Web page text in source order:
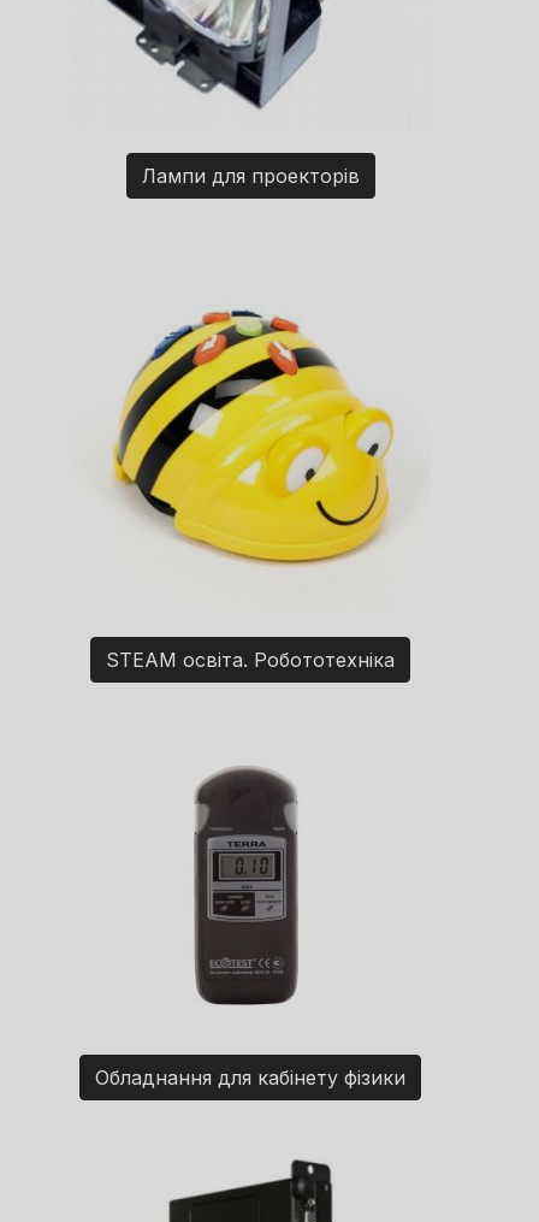
Лампи для проекторів
STEAM освіта. Робототехніка
Обладнання для кабінету фізики